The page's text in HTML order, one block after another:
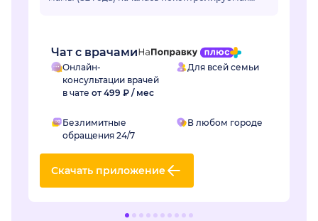
Чат с врачами
Онлайн-
консультации врачей
в чате от 499 ₽ / мес
Для всей семьи
Безлимитные
обращения 24/7
В любом городе
Скачать приложение